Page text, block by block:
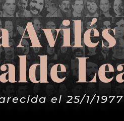
el 25/1/1977